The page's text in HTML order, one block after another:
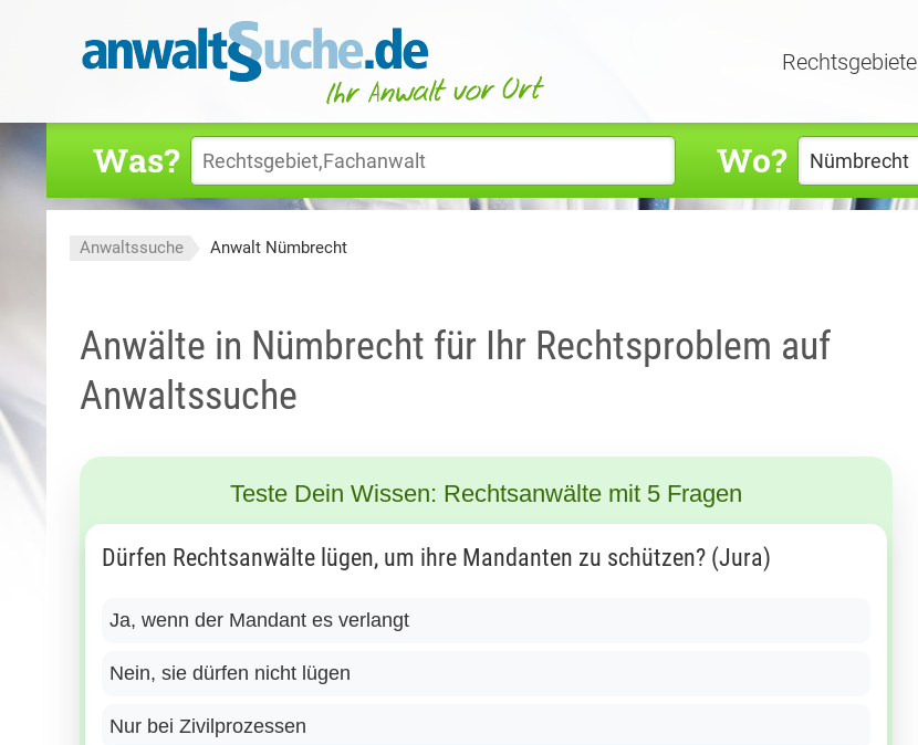
Rechtsgebiete
Was? Wo?
Anwaltssuche Anwalt Nümbrecht
Anwälte in Nümbrecht für Ihr Rechtsproblem auf
Anwaltssuche
Teste Dein Wissen: Rechtsanwälte mit 5 Fragen
Dürfen Rechtsanwälte lügen, um ihre Mandanten zu schützen? (Jura)
Ja, wenn der Mandant es verlangt
Nein, sie dürfen nicht lügen
Nur bei Zivilprozessen